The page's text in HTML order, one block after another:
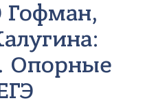
Гофман,
Опорные